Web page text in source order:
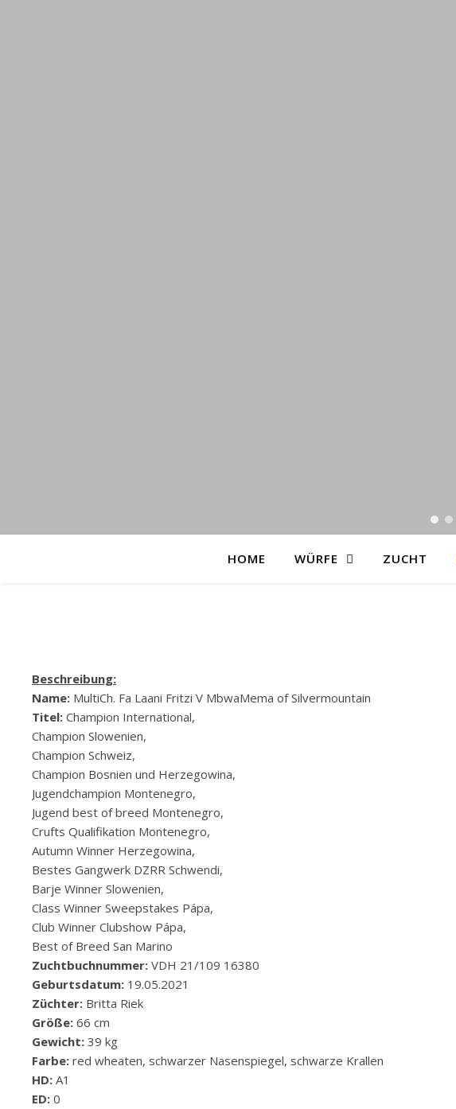
HOME WÜRFE ZUCHT
Beschreibung:
Name: MultiCh. Fa Laani Fritzi V MbwaMema of Silvermountain
Titel: Champion International,
Champion Slowenien,
Champion Schweiz,
Champion Bosnien und Herzegowina,
Jugendchampion Montenegro,
Jugend best of breed Montenegro,
Crufts Qualifikation Montenegro,
Autumn Winner Herzegowina,
Bestes Gangwerk DZRR Schwendi,
Barje Winner Slowenien,
Class Winner Sweepstakes Pápa,
Club Winner Clubshow Pápa,
Best of Breed San Marino
Zuchtbuchnummer: VDH 21/109 16380
Geburtsdatum: 19.05.2021
Züchter: Britta Riek
Größe: 66 cm
Gewicht: 39 kg
Farbe: red wheaten, schwarzer Nasenspiegel, schwarze Krallen
HD: A1
ED: 0